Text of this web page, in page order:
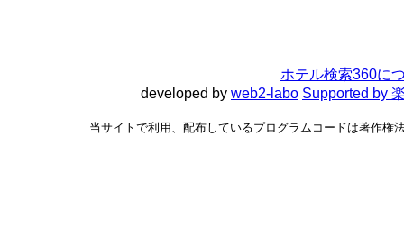
ホテル検索360に
developed by web2-labo Supported by
当サイトで利用、配布しているプログラムコードは著作